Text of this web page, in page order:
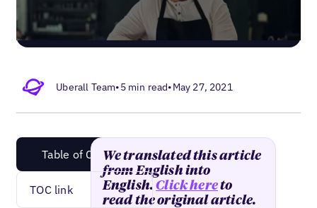
Uberall Team•5 min read•May 27, 2021
Table of Content
TOC link
We translated this article
from English into
English.Click hereto
read the original article.